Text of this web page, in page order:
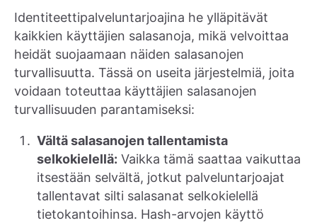
Identiteettipalveluntarjoajina he ylläpitävät
kaikkien käyttäjien salasanoja, mikä velvoittaa
heidät suojaamaan näiden salasanojen
turvallisuutta. Tässä on useita järjestelmiä, joita
voidaan toteuttaa käyttäjien salasanojen
turvallisuuden parantamiseksi:
Vältä salasanojen tallentamista
selkokielellä: Vaikka tämä saattaa vaikuttaa
itsestään selvältä, jotkut palveluntarjoajat
tallentavat silti salasanat selkokielellä
tietokantoihinsa. Hash-arvojen käyttö